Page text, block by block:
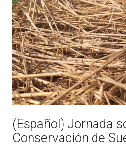
(Español) Jornada
Conservación de